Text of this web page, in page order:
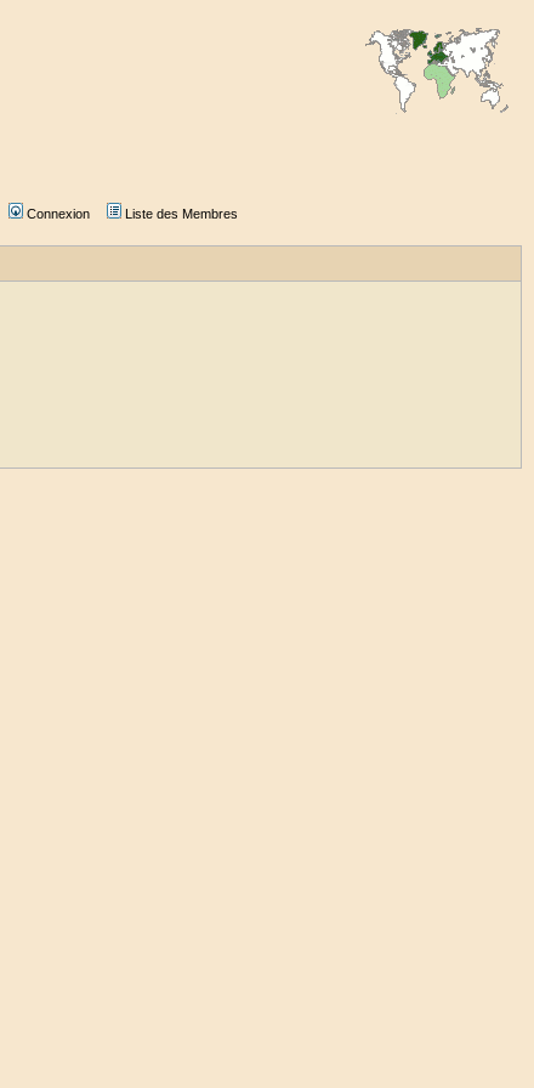
Connexion Liste des Membres